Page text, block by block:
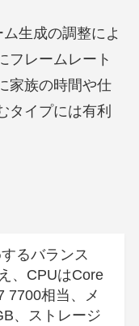
生成の調整によ
フレームレート
家族の時間や仕
タイプには有利
るバランス
、CPUはCore
7700相当、メ
、ストレージ